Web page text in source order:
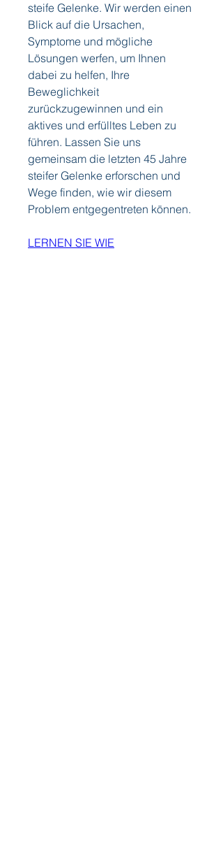
steife Gelenke. Wir werden einen
Blick auf die Ursachen,
Symptome und mögliche
Lösungen werfen, um Ihnen
dabei zu helfen, Ihre
Beweglichkeit
zurückzugewinnen und ein
aktives und erfülltes Leben zu
führen. Lassen Sie uns
gemeinsam die letzten 45 Jahre
steifer Gelenke erforschen und
Wege finden, wie wir diesem
Problem entgegentreten können.
LERNEN SIE WIE